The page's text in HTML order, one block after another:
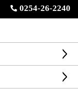
0254-26-2240